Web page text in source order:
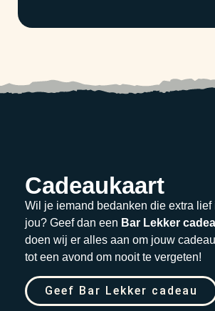
Cadeaukaart
Wil je iemand bedanken die extra lief
jou? Geef dan een Bar Lekker
doen wij er alles aan om jouw
tot een avond om nooit te vergeten!
Geef Bar Lekker cadeau